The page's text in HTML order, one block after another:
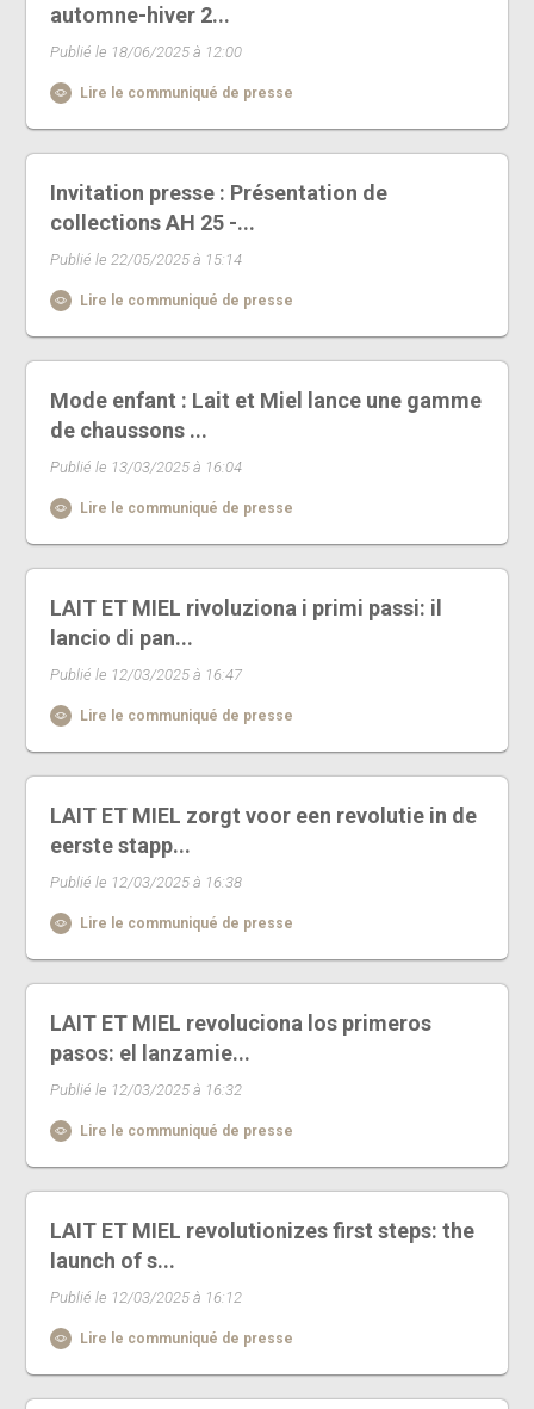
automne-hiver 2...
Publié le 18/06/2025 à 12:00
Lire le communiqué de presse
Invitation presse : Présentation de
collections AH 25 -...
Publié le 22/05/2025 à 15:14
Lire le communiqué de presse
Mode enfant : Lait et Miel lance une gamme
de chaussons ...
Publié le 13/03/2025 à 16:04
Lire le communiqué de presse
LAIT ET MIEL rivoluziona i primi passi: il
lancio di pan...
Publié le 12/03/2025 à 16:47
Lire le communiqué de presse
LAIT ET MIEL zorgt voor een revolutie in de
eerste stapp...
Publié le 12/03/2025 à 16:38
Lire le communiqué de presse
LAIT ET MIEL revoluciona los primeros
pasos: el lanzamie...
Publié le 12/03/2025 à 16:32
Lire le communiqué de presse
LAIT ET MIEL revolutionizes first steps: the
launch of s...
Publié le 12/03/2025 à 16:12
Lire le communiqué de presse